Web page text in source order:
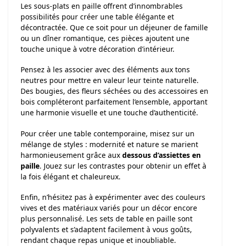
Les sous-plats en paille offrent d’innombrables
possibilités pour créer une table élégante et
décontractée. Que ce soit pour un déjeuner de famille
ou un dîner romantique, ces pièces ajoutent une
touche unique à votre décoration d’intérieur.
Pensez à les associer avec des éléments aux tons
neutres pour mettre en valeur leur teinte naturelle.
Des bougies, des fleurs séchées ou des accessoires en
bois compléteront parfaitement l’ensemble, apportant
une harmonie visuelle et une touche d’authenticité.
Pour créer une table contemporaine, misez sur un
mélange de styles : modernité et nature se marient
harmonieusement grâce aux dessous d’assiettes en
paille. Jouez sur les contrastes pour obtenir un effet à
la fois élégant et chaleureux.
Enfin, n’hésitez pas à expérimenter avec des couleurs
vives et des matériaux variés pour un décor encore
plus personnalisé. Les sets de table en paille sont
polyvalents et s’adaptent facilement à vous goûts,
rendant chaque repas unique et inoubliable.